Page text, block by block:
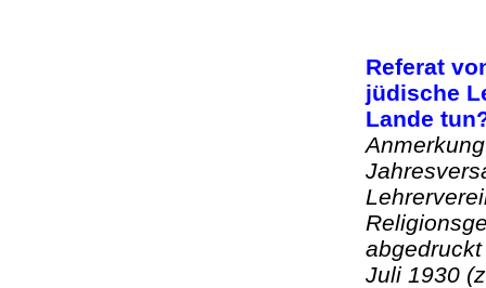
Referat
jüdische
Lande
Juli 1930